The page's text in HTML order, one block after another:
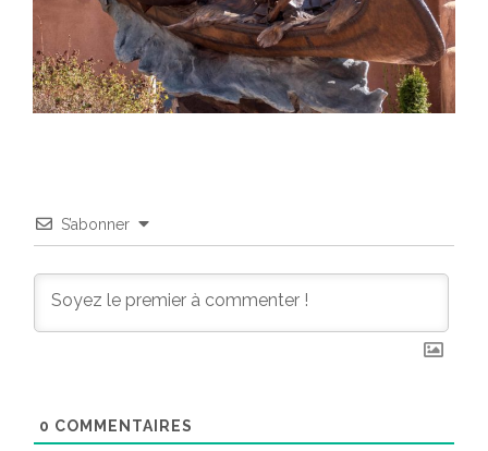
S’abonner
0 COMMENTAIRES